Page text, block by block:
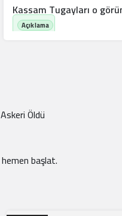
Kassam Tugayları o
Öldü
başlat.